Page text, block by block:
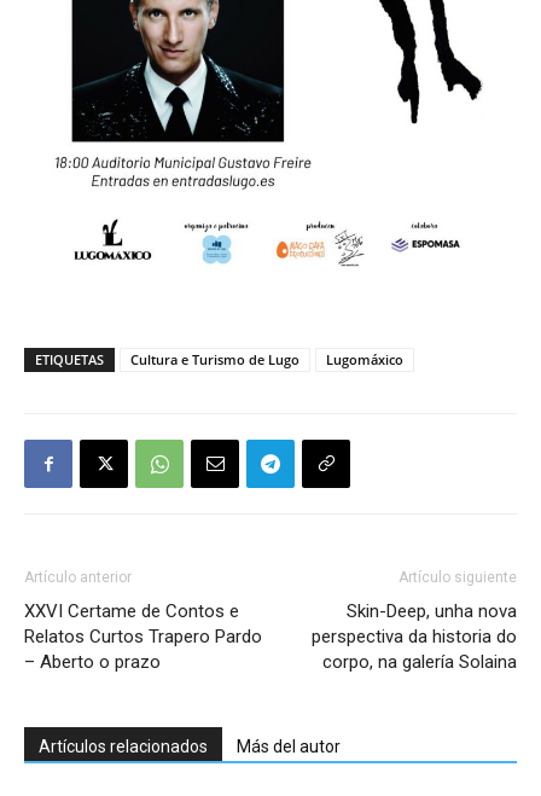
ETIQUETAS Cultura e Turismo de Lugo Lugomáxico
Artículo anterior
XXVI Certame de Contos e
Relatos Curtos Trapero Pardo
– Aberto o prazo
Artículo siguiente
Skin-Deep, unha nova
perspectiva da historia do
corpo, na galería Solaina
Artículos relacionados Más del autor